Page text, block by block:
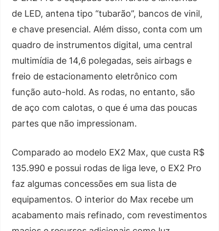
de LED, antena tipo “tubarão”, bancos de vinil,
e chave presencial. Além disso, conta com um
quadro de instrumentos digital, uma central
multimídia de 14,6 polegadas, seis airbags e
freio de estacionamento eletrônico com
função auto-hold. As rodas, no entanto, são
de aço com calotas, o que é uma das poucas
partes que não impressionam.
Comparado ao modelo EX2 Max, que custa R$
135.990 e possui rodas de liga leve, o EX2 Pro
faz algumas concessões em sua lista de
equipamentos. O interior do Max recebe um
acabamento mais refinado, com revestimentos